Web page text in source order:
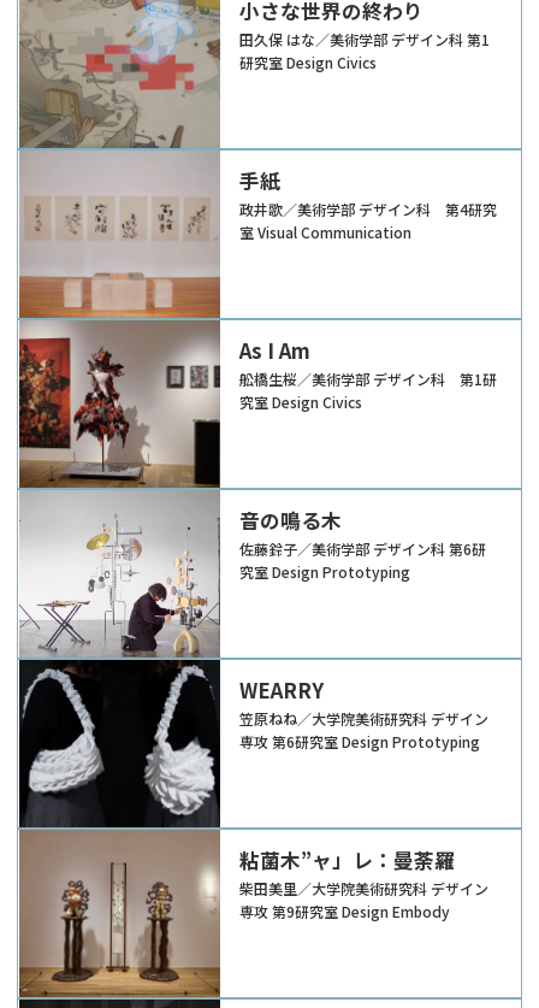
小さな世界の終わり
田久保 はな／美術学部 デザイン科 第1
研究室 Design Civics
手紙
政井歌／美術学部 デザイン科 第4研究
室 Visual Communication
As I Am
舩橋生桜／美術学部 デザイン科 第1研
究室 Design Civics
音の鳴る木
佐藤鈴子／美術学部 デザイン科 第6研
究室 Design Prototyping
WEARRY
笠原ねね／大学院美術研究科 デザイン
専攻 第6研究室 Design Prototyping
粘菌木”ャ」レ：曼荼羅
柴田美里／大学院美術研究科 デザイン
専攻 第9研究室 Design Embody